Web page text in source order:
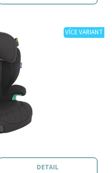
VÍCE VARIANT
Skladem
DETAIL